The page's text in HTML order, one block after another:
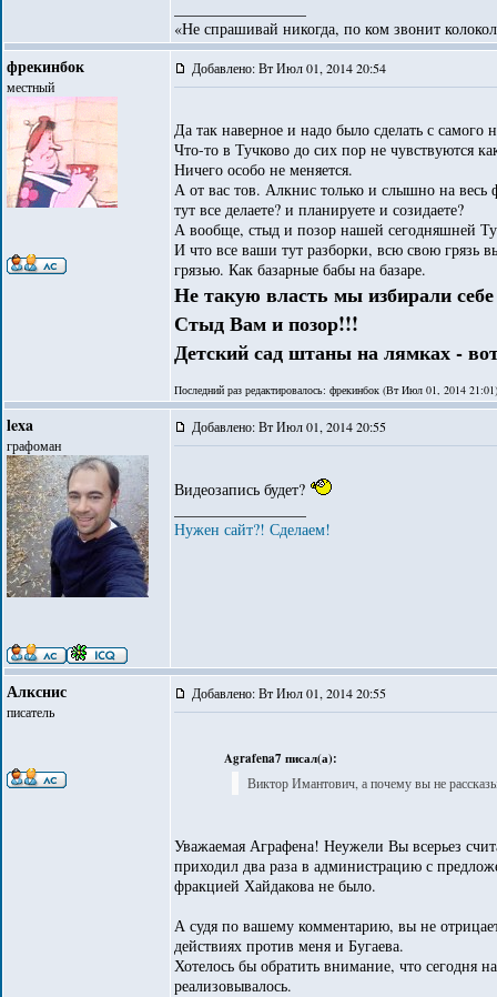
«Не спрашивай никогда, по ком звонит
фрекинбок
местный
Добавлено: Вт Июл 01, 2014 20:54
Да так наверное и надо было сделать с
Что-то в Тучково до сих пор не чувствуются
Ничего особо не меняется.
А от вас тов. Алкнис только и слышно на
тут все делаете? и планируете и созидаете?
А вообще, стыд и позор нашей сегодняшней
И что все ваши тут разборки, всю свою грязь
грязью. Как базарные бабы на базаре.
Не такую власть мы избирали
Стыд Вам и позор!!!
Детский сад штаны на лямках -
Последний раз редактировалось: фрекинбок (Вт Июл 01, 2014
lexa
графоман
Добавлено: Вт Июл 01, 2014 20:55
Видеозапись будет?
Нужен сайт?! Сделаем!
Алкснис
писатель
Добавлено: Вт Июл 01, 2014 20:55
Agrafena7 писал(а):
Виктор Имантович, а почему вы не
Уважаемая Аграфена! Неужели Вы всерьез
приходил два раза в администрацию с
фракцией Хайдакова не было.
А судя по вашему комментарию, вы не
действиях против меня и Бугаева.
Хотелось бы обратить внимание, что сегодня
реализовывалось.